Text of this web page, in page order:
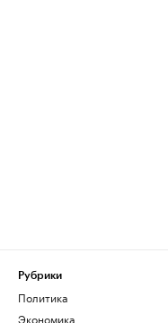
Рубрики
Политика
Экономика